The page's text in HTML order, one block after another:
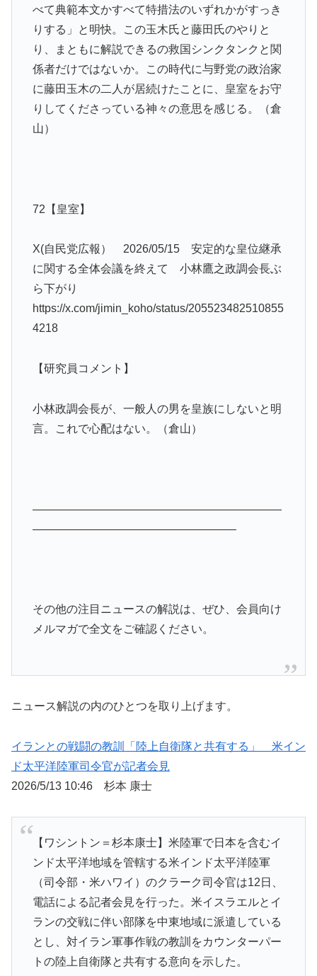
べて典範本文かすべて特措法のいずれかがすっき
りする」と明快。この玉木氏と藤田氏のやりと
り、まともに解説できるの救国シンクタンクと関
係者だけではないか。この時代に与野党の政治家
に藤田玉木の二人が居続けたことに、皇室をお守
りしてくださっている神々の意思を感じる。（倉
山）
72【皇室】
X(自民党広報） 2026/05/15 安定的な皇位継承
に関する全体会議を終えて 小林鷹之政調会長ぶ
ら下がり
https://x.com/jimin_koho/status/205523482510855
4218
【研究員コメント】
小林政調会長が、一般人の男を皇族にしないと明
言。これで心配はない。（倉山）
――――――――――――――――――――――
――――――――――――――――――
その他の注目ニュースの解説は、ぜひ、会員向け
メルマガで全文をご確認ください。
ニュース解説の内のひとつを取り上げます。
イランとの戦闘の教訓「陸上自衛隊と共有する」 米イン
ド太平洋陸軍司令官が記者会見
2026/5/13 10:46 杉本 康士
【ワシントン＝杉本康士】米陸軍で日本を含むイ
ンド太平洋地域を管轄する米インド太平洋陸軍
（司令部・米ハワイ）のクラーク司令官は12日、
電話による記者会見を行った。米イスラエルとイ
ランの交戦に伴い部隊を中東地域に派遣している
とし、対イラン軍事作戦の教訓をカウンターパー
トの陸上自衛隊と共有する意向を示した。